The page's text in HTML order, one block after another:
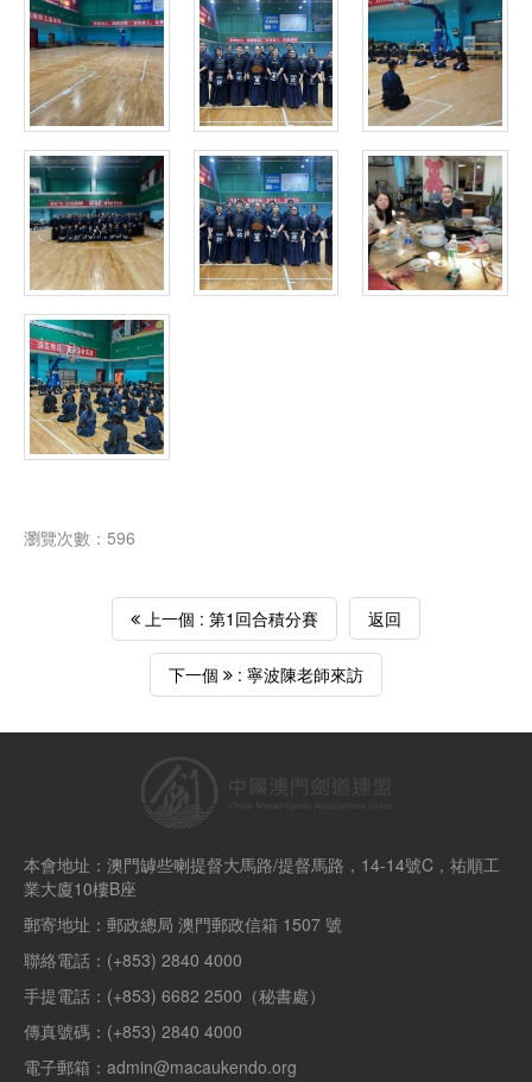
瀏覽次數：596
上一個 : 第1回合積分賽 返回
下一個 : 寧波陳老師來訪
本會地址：澳門罅些喇提督大馬路/提督馬路，14-14號C，祐順工
業大廈10樓B座
郵寄地址：郵政總局 澳門郵政信箱 1507 號
聯絡電話：(+853) 2840 4000
手提電話：(+853) 6682 2500（秘書處）
傳真號碼：(+853) 2840 4000
電子郵箱：admin@macaukendo.org